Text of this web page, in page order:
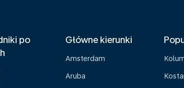
po
Główne kierunki
Amsterdam
Aruba